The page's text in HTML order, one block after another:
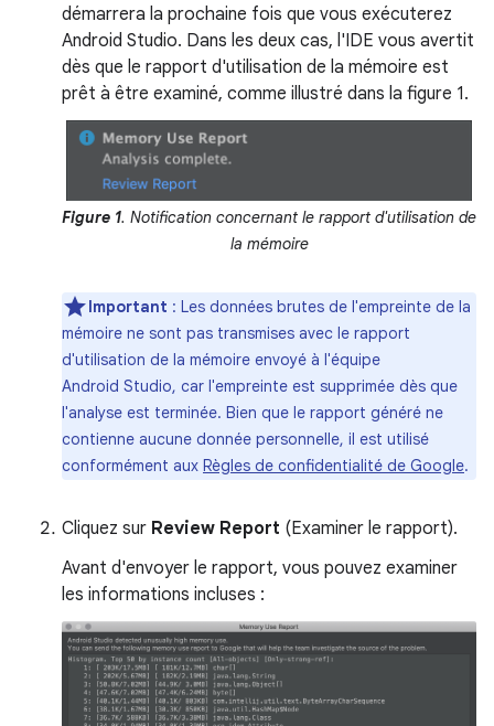
démarrera la prochaine fois que vous exécuterez
Android Studio. Dans les deux cas, l'IDE vous avertit
dès que le rapport d'utilisation de la mémoire est
prêt à être examiné, comme illustré dans la figure 1.
Figure 1. Notification concernant le rapport d'utilisation de
la mémoire
Important : Les données brutes de l'empreinte de la
mémoire ne sont pas transmises avec le rapport
d'utilisation de la mémoire envoyé à l'équipe
Android Studio, car l'empreinte est supprimée dès que
l'analyse est terminée. Bien que le rapport généré ne
contienne aucune donnée personnelle, il est utilisé
conformément aux Règles de confidentialité de Google.
Cliquez sur Review Report (Examiner le rapport).
Avant d'envoyer le rapport, vous pouvez examiner
les informations incluses :